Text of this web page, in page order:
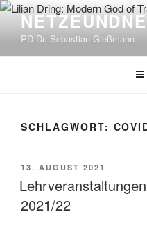
Zum
springenPD Dr. Sebastian Gießmann
SCHLAGWORT:
VERÖFFENTLICHT
AM
13. AUGUST 2021
2021/22